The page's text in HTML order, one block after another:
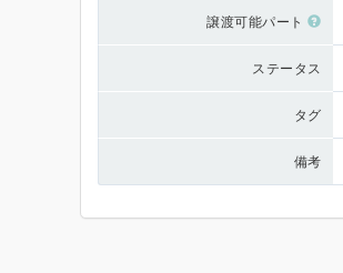
譲渡可能パート
ステータス
タグ
備考